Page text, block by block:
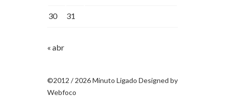
30 31
« abr
©2012 / 2026 Minuto Ligado Designed by
Webfoco